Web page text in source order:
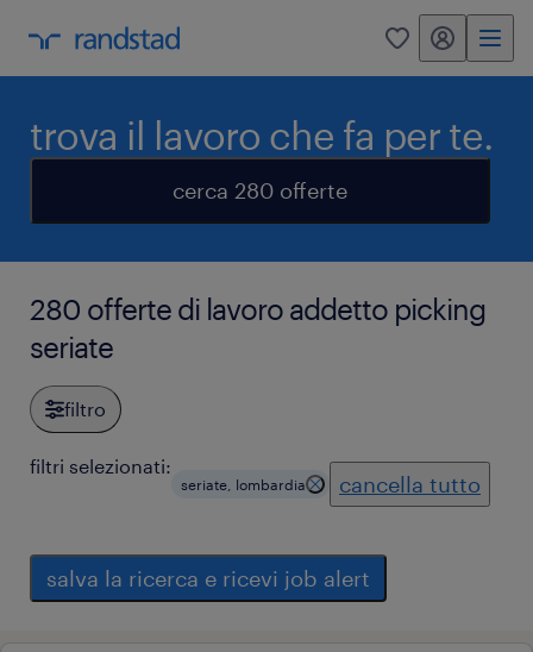
0 my randstad
trova il lavoro che fa per te.
cerca 280 offerte
280 offerte di lavoro addetto picking
seriate
filtro
filtri selezionati:
seriate, lombardia cancella tutto
salva la ricerca e ricevi job alert